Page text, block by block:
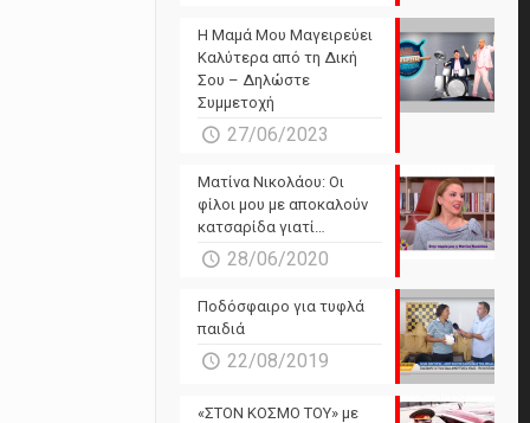
Η Μαμά Μου Μαγειρεύει
Καλύτερα από τη Δική
Σου – Δηλώστε
Συμμετοχή
27/06/2023
Ματίνα Νικολάου: Οι
φίλοι μου με αποκαλούν
κατσαρίδα γιατί…
28/06/2020
Ποδόσφαιρο για τυφλά
παιδιά
22/08/2019
«ΣΤΟΝ ΚΟΣΜΟ ΤΟΥ» με